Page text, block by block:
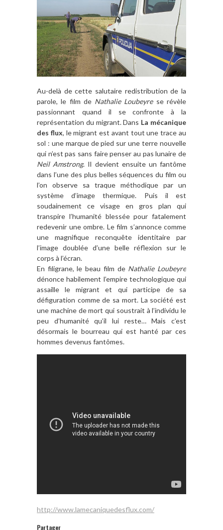
Au-delà de cette salutaire redistribution de la
parole, le film de Nathalie Loubeyrese révèle
passionnant quand il se confronte à la
représentation du migrant. Dans La mécanique
des flux, le migrant est avant tout une trace au
sol : une marque de pied sur une terre nouvelle
qui n’est pas sans faire penser au pas lunaire de
Neil Amstrong. Il devient ensuite un fantôme
dans l’une des plus belles séquences du film ou
l’on observe sa traque méthodique par un
système d’image thermique. Puis il est
soudainement ce visage en gros plan qui
transpire l’humanité blessée pour fatalement
redevenir une ombre. Le film s’annonce comme
une magnifique reconquête identitaire par
l’image doublée d’une belle réflexion sur le
corps à l’écran.
En filigrane, le beau film de Nathalie Loubeyre
dénonce habilement l’empire technologique qui
assaille le migrant et qui participe de sa
défiguration comme de sa mort. La société est
une machine de mort qui soustrait à l’individu le
peu d’humanité qu’il lui reste… Mais c’est
désormais le bourreau qui est hanté par ces
hommes devenus fantômes.
http://www.lamecaniquedesflux.com/
Partager